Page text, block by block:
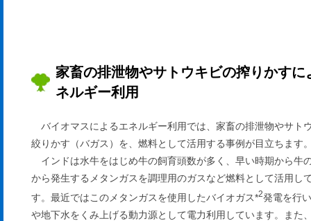
家畜の排泄物やサトウキビの搾りかすに
ネルギー利用
バイオマスによるエネルギー利用では、家畜の排泄物やサト
絞りかす（バガス）を、燃料として活用する事例が目立ちます
インドは水牛をはじめ牛の飼育頭数が多く、早い時期から牛
から発生するメタンガスを調理用のガスなど燃料として活用し
す。最近ではこのメタンガスを使用したバイオガス*2発電を行
や地下水をくみ上げる動力源として電力利用しています。また